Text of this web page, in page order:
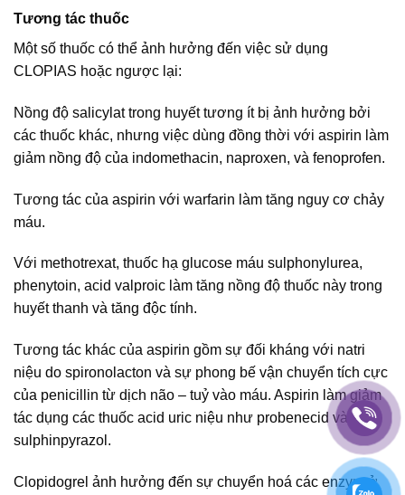
Tương tác thuốc
Một số thuốc có thể ảnh hưởng đến việc sử dụng
CLOPIAS hoặc ngược lại:
Nồng độ salicylat trong huyết tương ít bị ảnh hưởng bởi
các thuốc khác, nhưng việc dùng đồng thời với aspirin làm
giảm nồng độ của indomethacin, naproxen, và fenoprofen.
Tương tác của aspirin với warfarin làm tăng nguy cơ chảy
máu.
Với methotrexat, thuốc hạ glucose máu sulphonylurea,
phenytoin, acid valproic làm tăng nồng độ thuốc này trong
huyết thanh và tăng độc tính.
Tương tác khác của aspirin gồm sự đối kháng với natri
niệu do spironolacton và sự phong bế vận chuyển tích cực
của penicillin từ dịch não – tuỷ vào máu. Aspirin làm giảm
tác dụng các thuốc acid uric niệu như probenecid và
sulphinpyrazol.
Clopidogrel ảnh hưởng đến sự chuyển hoá các enzym ở